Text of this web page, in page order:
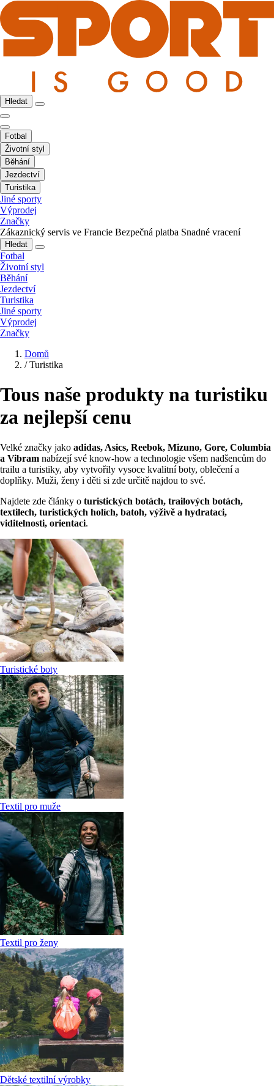
Hledat
Fotbal
Životní styl
Běhání
Jezdectví
Turistika
Jiné sporty
Výprodej
Značky
Zákaznický servis ve Francie Bezpečná platba Snadné vracení
Hledat
Fotbal
Životní styl
Běhání
Jezdectví
Turistika
Jiné sporty
Výprodej
Značky
Domů
/ Turistika
Tous naše produkty na turistiku
za nejlepší cenu
Velké značky jako adidas, Asics, Reebok, Mizuno, Gore, Columbia
a Vibram nabízejí své know-how a technologie všem nadšencům do
trailu a turistiky, aby vytvořily vysoce kvalitní boty, oblečení a
doplňky. Muži, ženy i děti si zde určitě najdou to své.
Najdete zde články o turistických botách, trailových botách,
textilech, turistických holích, batoh, výživě a hydrataci,
viditelnosti, orientaci.
Turistické boty
Textil pro muže
Textil pro ženy
Dětské textilní výrobky